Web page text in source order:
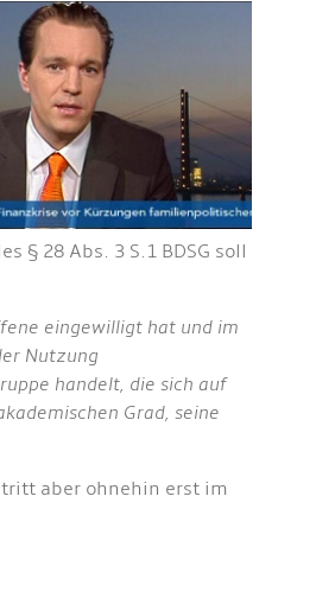
§ 28 Abs. 3 S.1 BDSG soll
eingewilligt hat und im
Nutzung
handelt, die sich auf
Grad, seine
aber ohnehin erst im